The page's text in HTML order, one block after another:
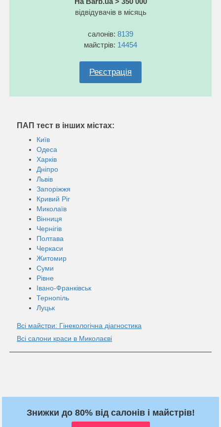
відвідувачів в місяць
салонів: 8139
майстрів: 14454
Реєстрація
ПАП тест в інших містах:
Київ
Одеса
Харків
Дніпро
Львів
Запоріжжя
Кривий Ріг
Миколаїв
Вінниця
Чернігів
Полтава
Черкаси
Житомир
Суми
Рівне
Івано-Франківськ
Тернопіль
Луцьк
Всі майстри: Гінекологічна діагностика
Всі салони краси в Миколаєві
Знижки до 80% від салонів і майстрів!